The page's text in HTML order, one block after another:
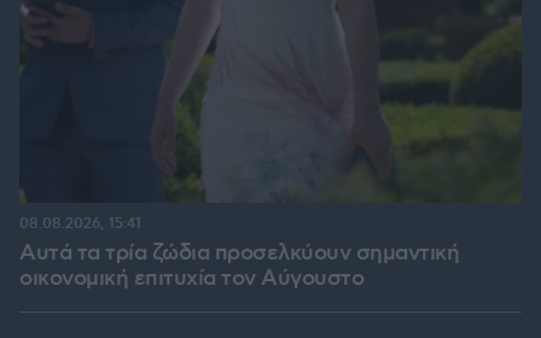
Αυτά τα τρία ζώδια προσελκύουν σημαντική
οικονομική επιτυχία τον Αύγουστο
08.08.2026, 15:41